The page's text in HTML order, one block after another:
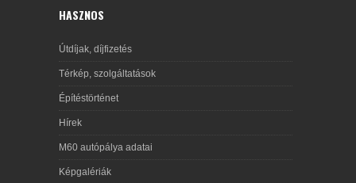
HASZNOS
Útdíjak, díjfizetés
Térkép, szolgáltatások
Építéstörténet
Hírek
M60 autópálya adatai
Képgalériák